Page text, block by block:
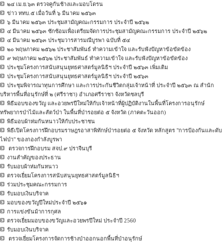
๒๔ เม.ย.๖๓ ตรวจคูกันช้างและมอบโดรน
ข่าว ททบ.๕ เมื่อวันที่ ๖ มีนาคม ๒๕๖๓
๖ มีนาคม ๒๕๖๓ ประชุมสามัญคณะกรรมการ ประจำปี ๒๕๖๒
๔ มีนาคม ๒๕๖๓ ซักซ้อมเพื่อเตรียมจัดการประชุมสามัญคณะกรรมการ ประจำปี ๒๕๖๒
๔ มีนาคม ๒๕๖๓ ประชุมวารสารมณีบูรพา ฉบับที่ ๕๔
๒๐ พฤษภาคม ๒๕๖๒ ประชาสัมพันธ์ ทำความเข้าใจ และรับฟังปัญหาข้อขัดข้อง
๙ พฤษภาคม ๒๕๖๒ ประชาสัมพันธ์ ทำความเข้าใจ และรับฟังปัญหาข้อขัดข้อง
ประชุมโครงการสนับสนุนยุทธศาสตร์มูลนิธิฯ ประจำปี ๒๕๖๓ เพิ่มเติม
ประชุมโครงการสนับสนุนยุทธศาสตร์มูลนิธิฯ ประจำปี ๒๕๖๓
ประชุมพิจารณาทุนการศึกษา และการประกันชีวิตกลุ่มเจ้าหน้าที่ ประจำปี ๒๕๖๓ ณ สำนัก
บริหารพื้นที่อนุรักษ์ที่ ๒ (ศรีราชา) อำเภอศรีราชา จังหวัดชลบุรี
พิธีมอบของขวัญ และอวยพรปีใหม่ให้กับเจ้าหน้าที่ผู้ปฏิบัติงานในพื้นที่โครงการอนุรักษ์
ทรัพยากรป่าไม้และสัตว์ป่า ในพื้นที่ป่ารอยต่อ ๕ จังหวัด (ภาคตะวันออก)
พิธีมอบผ้าห่มกันหนาวให้กับประชาชน
พิธีเปิดโครงการฝึกอบรมราษฎรอาสาพิทักษ์ป่ารอยต่อ ๕ จังหวัด หลักสูตร "การป้องกันและดับ
ไฟป่า" ของกองกำลังบูรพา
ตรวจการฝึกอบรม สจป.๙ ปราจีนบุรี
งานสำคัญของประธาน
รับมอบผ้าห่มกันหนาว
ตรวจเยี่ยมโครงการสนับสนุนยุทธศาสตร์มูลนิธิฯ
ร่วมประชุมคณะกรรมการ
รับมอบเงินบริจาค
มอบของขวัญปีใหม่ประจำปี ๒๕๖๑
การแข่งขันม้าการกุศล
ตรวจเยี่ยมมอบของขวัญและอวยพรปีใหม่ ประจำปี 2560
รับมอบเงินบริจาค
ตรวจเยี่ยมโครงการจัดการช้างป่าออกนอกพื้นที่ป่าอนุรักษ์